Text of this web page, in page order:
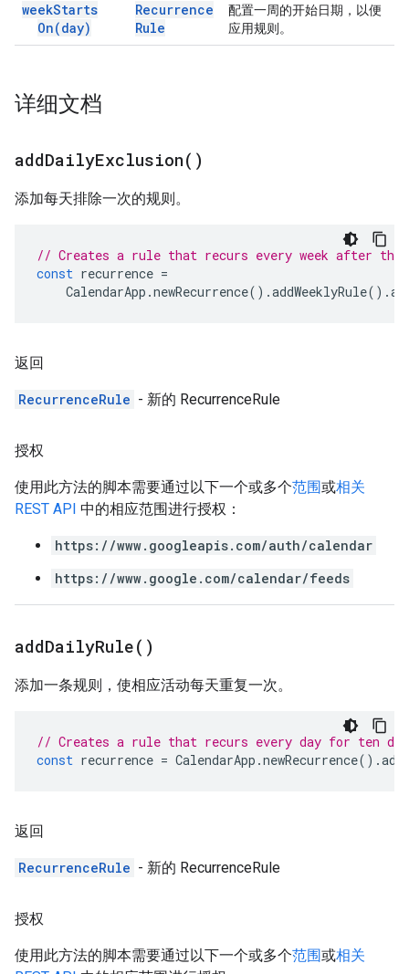
weekStarts
On(day)
Recurrence
Rule
配置一周的开始日期，以便
应用规则。
详细文档
addDailyExclusion( )
添加每天排除一次的规则。
// Creates a rule that recurs every week after
const recurrence =
CalendarApp .newRecurrence().addWeeklyRule().
返回
RecurrenceRule - 新的 RecurrenceRule
授权
使用此方法的脚本需要通过以下一个或多个范围或相关
REST API 中的相应范围进行授权：
https://www.googleapis.com/auth/calendar
https://www.google.com/calendar/feeds
addDailyRule( )
添加一条规则，使相应活动每天重复一次。
// Creates a rule that recurs every day for ten
const recurrence = CalendarApp .newRecurrence().
返回
RecurrenceRule - 新的 RecurrenceRule
授权
使用此方法的脚本需要通过以下一个或多个范围或相关